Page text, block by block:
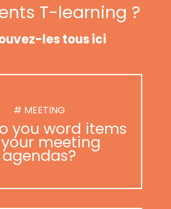
T-learning ?
les tous ici
# MEETING
you word items
meeting
agendas?